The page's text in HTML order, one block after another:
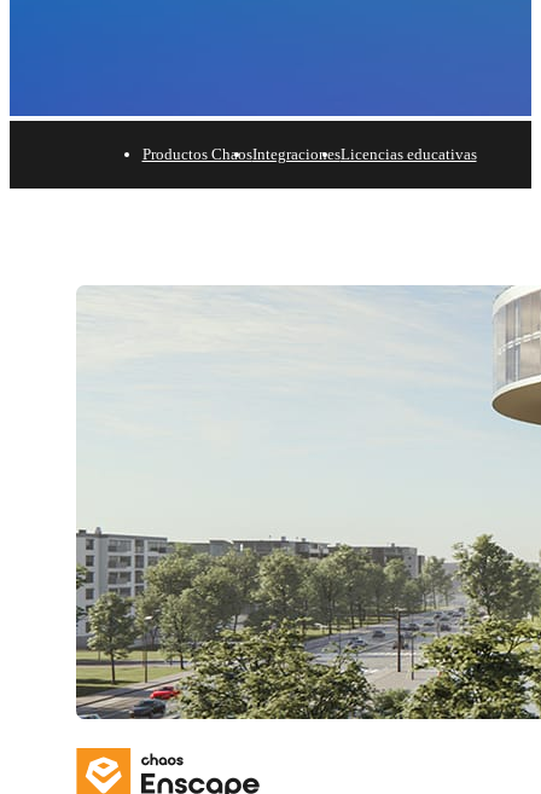
Productos ChaosIntegracionesLicencias educativas